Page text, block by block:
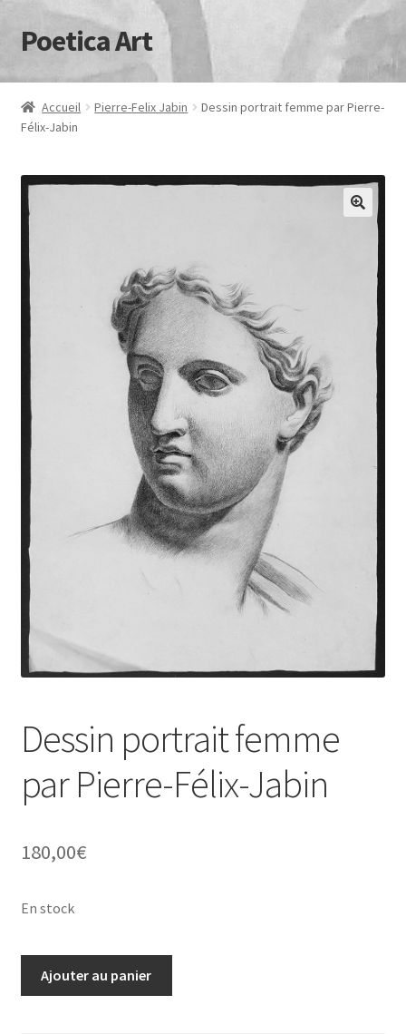
Aller
à
la
navigation
Aller
au
contenu
Poetica Art
Accueil Pierre-Felix Jabin
Dessin portrait femme par Pierre-
Félix-Jabin
Dessin portrait femme
par Pierre-Félix-Jabin
180,00€
En stock
Ajouter au panier